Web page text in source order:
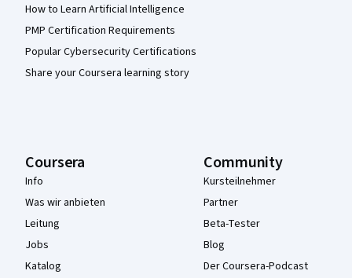
How to Learn Artificial Intelligence
PMP Certification Requirements
Popular Cybersecurity Certifications
Share your Coursera learning story
Coursera
Info
Was wir anbieten
Leitung
Jobs
Katalog
Community
Kursteilnehmer
Partner
Beta-Tester
Blog
Der Coursera-Podcast